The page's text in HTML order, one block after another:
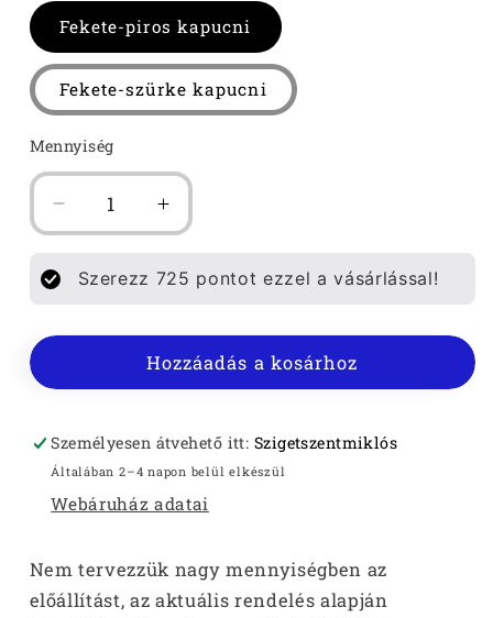
Fekete-piros kapucni
Fekete-szürke kapucni
Mennyiség
SICULORUM
KAPUCNIS
FÉRFI
mennyiségének
csökkentése
SICULORUM
KAPUCNIS
FÉRFI
mennyiségének
növelése
Szerezz 725 pontot ezzel a vásárlással!
Hozzáadás a kosárhoz
Személyesen átvehető itt: Szigetszentmiklós
Általában 2–4 napon belül elkészül
Webáruház adatai
Nem tervezzük nagy mennyiségben az
előállítást, az aktuális rendelés alapján